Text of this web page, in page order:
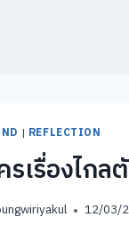
| REFLECTION
เรื่องไกล
12/03/